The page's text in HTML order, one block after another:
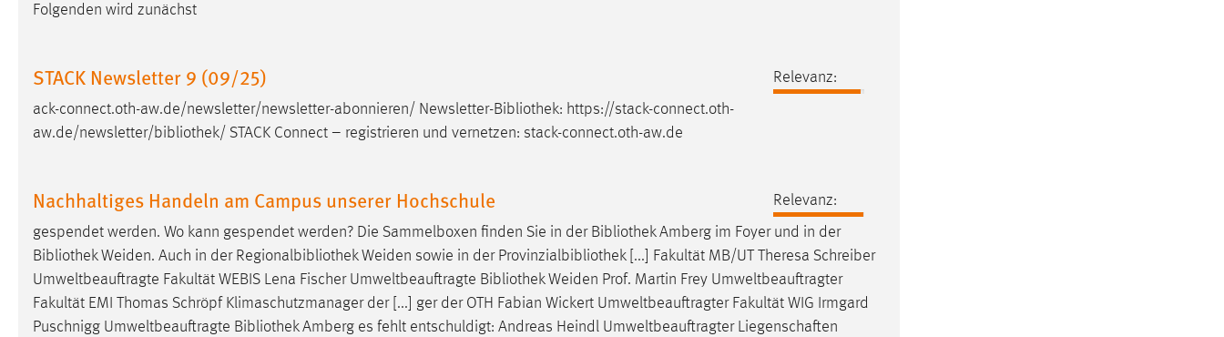
Folgenden wird zunächst
STACK Newsletter 9 (09/25)
Relevanz:
ack-connect.oth-aw.de/newsletter/newsletter-abonnieren/ Newsletter-Bibliothek: https://stack-connect.oth-
aw.de/newsletter/bibliothek/ STACK Connect – registrieren und vernetzen: stack-connect.oth-aw.de
Nachhaltiges Handeln am Campus unserer Hochschule
Relevanz:
gespendet werden. Wo kann gespendet werden? Die Sammelboxen finden Sie in der BibliothekAmberg im Foyer und in der
BibliothekWeiden. Auch in der Regionalbibliothek Weiden sowie in der Provinzialbibliothek [...] Fakultät MB/UT Theresa Schreiber
Umweltbeauftragte Fakultät WEBIS Lena Fischer Umweltbeauftragte BibliothekWeiden Prof. Martin Frey Umweltbeauftragter
Fakultät EMI Thomas Schröpf Klimaschutzmanager der [...] ger der OTH Fabian Wickert Umweltbeauftragter Fakultät WIG Irmgard
Puschnigg Umweltbeauftragte BibliothekAmberg es fehlt entschuldigt: Andreas Heindl Umweltbeauftragter Liegenschaften
des Benutzers
Performance
Name: staticfilecache
in diesem Cookie gespeichert, ob man
eingeloggt ist.
Sprachpräferenz
Name: site-language-preference
Das Cookie speichert die gewählte